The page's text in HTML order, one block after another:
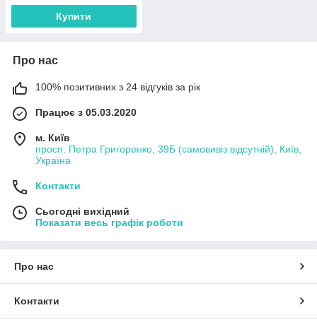
Купити
Про нас
100% позитивних з 24 відгуків за рік
Працює з 05.03.2020
м. Київ
просп. Петра Григоренко, 39Б (самовивіз відсутній), Київ,
Україна
Контакти
Сьогодні вихідний
Показати весь графік роботи
Про нас
Контакти